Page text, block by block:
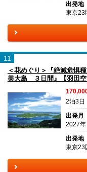
出発地
東京23
11
＜花めぐり＞『絶滅危惧
美大島 ３日間』【羽田空
2泊3日
出発月
2027
出発地
東京23